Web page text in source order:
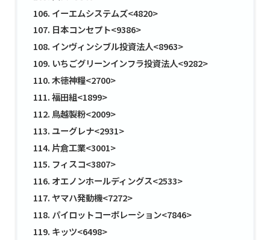
イーエムシステムズ<4820>
日本コンセプト<9386>
インヴィンシブル投資法人<8963>
いちごグリーンインフラ投資法人<9282>
木徳神糧<2700>
福田組<1899>
鳥越製粉<2009>
ユーグレナ<2931>
片倉工業<3001>
フィスコ<3807>
オエノンホールディングス<2533>
ヤマハ発動機<7272>
パイロットコーポレーション<7846>
キッツ<6498>